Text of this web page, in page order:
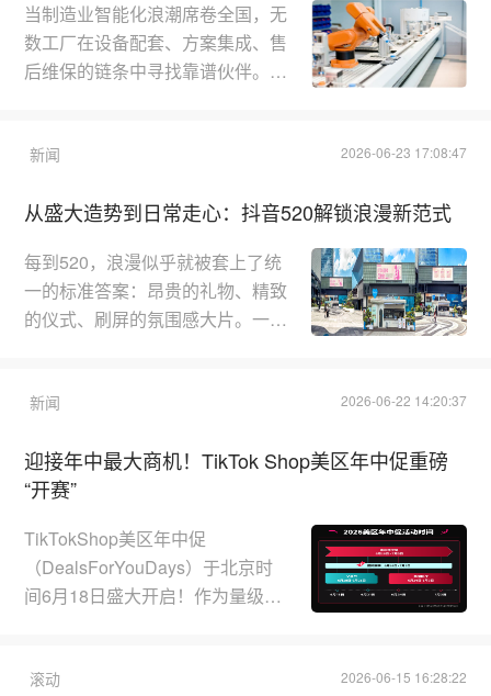
数级同比增长。决胜周末
PeakDays即将到来！与此同时，
欧区新开...
当制造业智能化浪潮席卷全国，无
数工厂在设备配套、方案集成、售
后维保的链条中寻找靠谱伙伴。有
广州朗豪自动化科技有限公司（品
自 ２００８年成立以来，以
为根基，十八年专注工业自动化赛
道，用全链条产品、全域服务网
络、自研智造能力，为机床、新能
新闻 2026-06-23 17:08:47
从盛大造势到日常走心：抖音520解锁浪漫新范式
每到520，浪漫似乎就被套上了统
一的标准答案：昂贵的礼物、精致
的仪式、刷屏的氛围感大片。一场
节日，慢慢变成攀比、消耗、焦虑
厌倦这种刻意、浮夸的浪漫套路，
拒绝被标准化的爱意绑架。抖音洞
“爱的头等小事”专属IP，跳出传统
节日营销的套路化打法，以线上内
容引领趋势、线下大屏增强感
新闻 2026-06-22 14:20:37
迎接年中最大商机！TikTok Shop美区年中促重磅
“开赛”
TikTokShop美区年中促
（DealsForYouDays）于北京时
间6月18日盛大开启！作为量级比
季的关键节点。今年，
滚动 2026-06-15 16:28:22